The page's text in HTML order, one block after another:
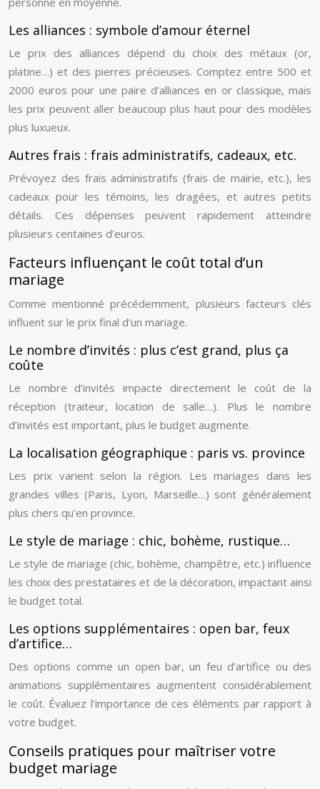
Les alliances : symbole d’amour éternel
Le prix des alliances dépend du choix des métaux (or,
platine…) et des pierres précieuses. Comptez entre 500 et
2000 euros pour une paire d’alliances en or classique, mais
les prix peuvent aller beaucoup plus haut pour des modèles
plus luxueux.
Autres frais : frais administratifs, cadeaux, etc.
Prévoyez des frais administratifs (frais de mairie, etc.), les
cadeaux pour les témoins, les dragées, et autres petits
détails. Ces dépenses peuvent rapidement atteindre
plusieurs centaines d’euros.
Facteurs influençant le coût total d’un
mariage
Comme mentionné précédemment, plusieurs facteurs clés
influent sur le prix final d’un mariage.
Le nombre d’invités : plus c’est grand, plus ça
coûte
Le nombre d’invités impacte directement le coût de la
réception (traiteur, location de salle…). Plus le nombre
d’invités est important, plus le budget augmente.
La localisation géographique : paris vs. province
Les prix varient selon la région. Les mariages dans les
grandes villes (Paris, Lyon, Marseille…) sont généralement
plus chers qu’en province.
Le style de mariage : chic, bohème, rustique…
Le style de mariage (chic, bohème, champêtre, etc.) influence
les choix des prestataires et de la décoration, impactant ainsi
le budget total.
Les options supplémentaires : open bar, feux
d’artifice…
Des options comme un open bar, un feu d’artifice ou des
animations supplémentaires augmentent considérablement
le coût. Évaluez l’importance de ces éléments par rapport à
votre budget.
Conseils pratiques pour maîtriser votre
budget mariage